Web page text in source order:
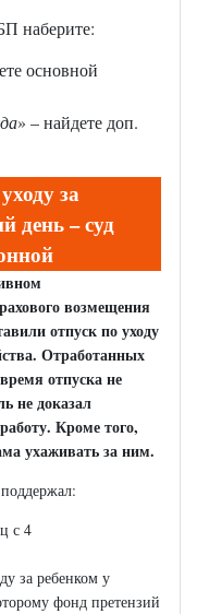
наберите:
основной
» – найдете доп.
за
день – суд
возмещения
отпуск по уходу
Отработанных
отпуска не
не доказал
Кроме того,
ухаживать за ним.
с 4
за ребенком у
фонд претензий